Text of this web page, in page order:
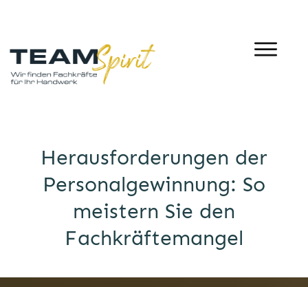
Herausforderungen der
Personalgewinnung: So
meistern Sie den
Fachkräftemangel